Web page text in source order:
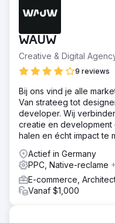
Als onderdeel van een
marketing- en
verleden werd hiervoor
er ontbrak een
volledig te
Oplossing
B2C, werden eerst de
advertenties
een volledig herziene
klanttraject afgedekt
interesses beter aan te
Resultaat
Met behulp van
mogelijk aanzienlijk
zonder het budget
WAUW
Creative & Digital
9 reviews
Bij ons vind je alle
Van strateeg tot
developer. Wij
creatie en development
halen en écht impact te
Actief in Germany
PPC, Native-reclame
E-commerce,
Vanaf $1,000